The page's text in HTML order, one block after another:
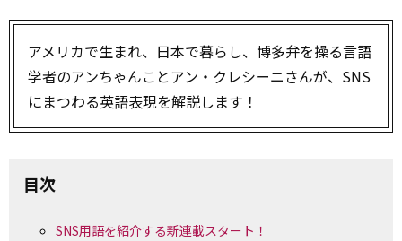
アメリカで生まれ、日本で暮らし、博多弁を操る言語
学者のアンちゃんことアン・クレシーニさんが、SNS
にまつわる英語表現を解説します！
目次
SNS用語を紹介する新連載スタート！